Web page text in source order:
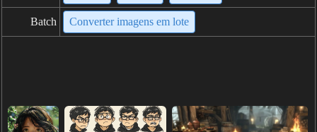
Batch Converter imagens em lote